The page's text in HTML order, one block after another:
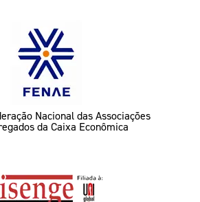
Nacional das Associações
da Caixa Econômica